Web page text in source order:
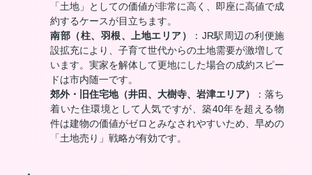
「土地」としての価値が非常に高く、即座に高値で成
約するケースが目立ちます。
南部（柱、羽根、上地エリア）
：JR駅周辺の利便施
設拡充により、子育て世代からの土地需要が激増して
います。実家を解体して更地にした場合の成約スピー
ドは市内随一です。
郊外・旧住宅地（井田、大樹寺、岩津エリア）
：落ち
着いた住環境として人気ですが、築40年を超える物
件は建物の価値がゼロとみなされやすいため、早めの
「土地売り」戦略が有効です。